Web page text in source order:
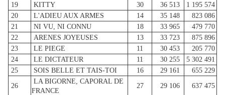
19 KITTY 30 36 513
1 195 574
20
L'ADIEU AUX ARMES 14 35 148
823 086
21
NI VU, NI CONNU 18 33 965
479 770
22
ARENES JOYEUSES 13 33 723
875 896
23
LE PIEGE 11 30 453
205 770
24
LE DICTATEUR 11 30 255
5 302 491
25
SOIS BELLE ET TAIS-TOI 16 29 161 655 229
26
LA BIGORNE, CAPORAL DE
FRANCE
27 29 106 637 475